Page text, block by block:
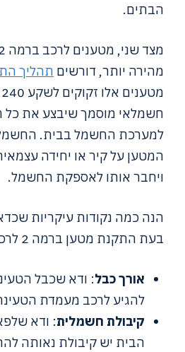
הבתים.
מהירה יותר, דורשים תהליך
חשמלאי מוסמך שיבצע את כל
למערכת החשמל בבית.
המטען על קיר או יחידה
ויחבר אותו לאספקת החשמל.
הנה כמה נקודות עיקריות
בעת התקנת מטען ברמה 2 לרכב חשמלי:
אורך כבל: ודא שכבל
להגיע לרכב מעמדת
קיבולת חשמלית: ודא
הבית יש קיבולת נאותה